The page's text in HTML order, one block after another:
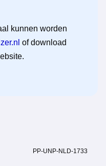
kunnen worden
of download
PP-UNP-NLD-1733